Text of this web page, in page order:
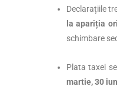
Declarațiile
la apariția
schimbare
Plata taxei
martie, 30